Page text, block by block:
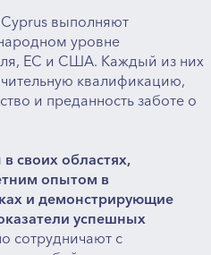
выполняют
уровне
ЕС и США. Каждый из них
квалификацию,
и преданность заботе о
своих областях,
опытом в
и демонстрирующие
успешных
сотрудничают с